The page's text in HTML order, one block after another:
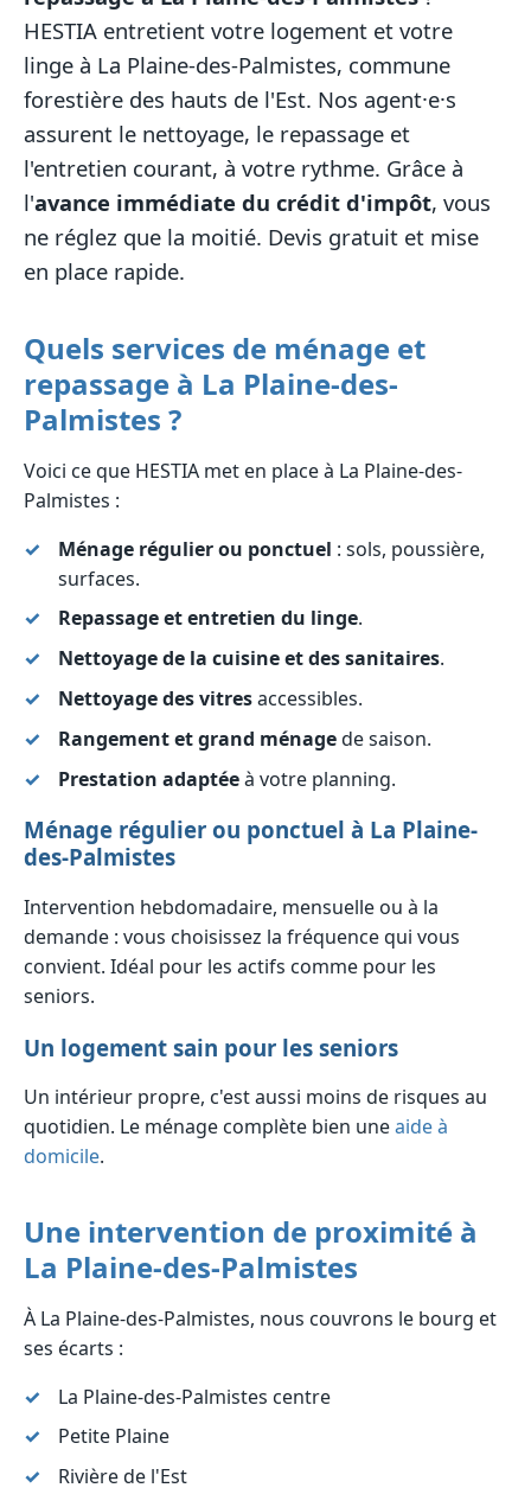
HESTIA entretient votre logement et votre
linge à La Plaine-des-Palmistes, commune
forestière des hauts de l'Est. Nos agent·e·s
assurent le nettoyage, le repassage et
l'entretien courant, à votre rythme. Grâce à
l'avance immédiate du crédit d'impôt, vous
ne réglez que la moitié. Devis gratuit et mise
en place rapide.
Quels services de ménage et
repassage à La Plaine-des-
Palmistes ?
Voici ce que HESTIA met en place à La Plaine-des-
Palmistes :
Ménage régulier ou ponctuel : sols, poussière,
surfaces.
Repassage et entretien du linge.
Nettoyage de la cuisine et des sanitaires.
Nettoyage des vitresaccessibles.
Rangement et grand ménagede saison.
Prestation adaptéeà votre planning.
Ménage régulier ou ponctuel à La Plaine-
des-Palmistes
Intervention hebdomadaire, mensuelle ou à la
demande : vous choisissez la fréquence qui vous
convient. Idéal pour les actifs comme pour les
seniors.
Un logement sain pour les seniors
Un intérieur propre, c'est aussi moins de risques au
quotidien. Le ménage complète bien uneaide à
domicile.
Une intervention de proximité à
La Plaine-des-Palmistes
À La Plaine-des-Palmistes, nous couvrons le bourg et
ses écarts :
La Plaine-des-Palmistes centre
Petite Plaine
Rivière de l'Est